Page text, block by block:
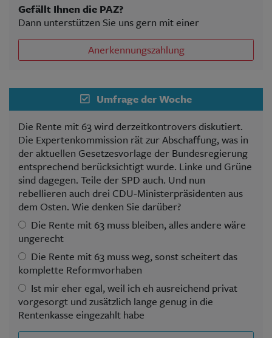
Gefällt Ihnen die PAZ?
Dann unterstützen Sie uns gern mit einer
Anerkennungszahlung
Umfrage der Woche
Die Rente mit 63 wird derzeitkontrovers diskutiert.
Die Expertenkommission rät zur Abschaffung, was in
der aktuellen Gesetzesvorlage der Bundesregierung
entsprechend berücksichtigt wurde. Linke und Grüne
sind dagegen. Teile der SPD auch. Und nun
rebellieren auch drei CDU-Ministerpräsidenten aus
dem Osten. Wie denken Sie darüber?
Die Rente mit 63 muss bleiben, alles andere wäre
ungerecht
Die Rente mit 63 muss weg, sonst scheitert das
komplette Reformvorhaben
Ist mir eher egal, weil ich eh ausreichend privat
vorgesorgt und zusätzlich lange genug in die
Rentenkasse eingezahlt habe